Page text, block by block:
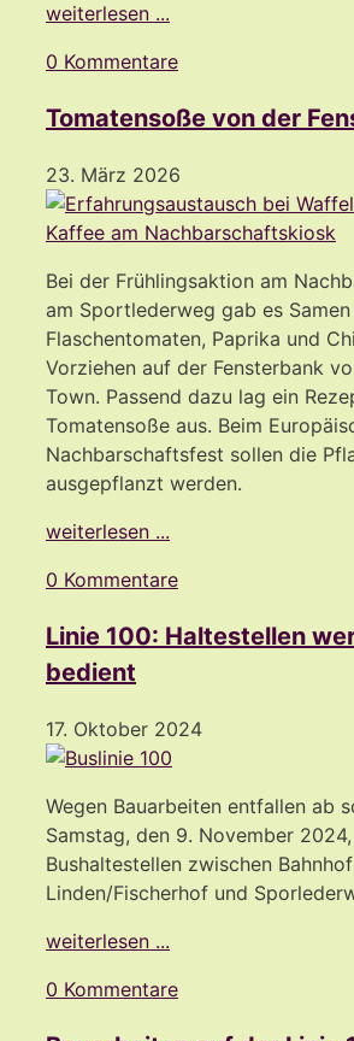
weiterlesen ...
0 Kommentare
Tomatensoße von der
23. März 2026
Bei der Frühlingsaktion am
am Sportlederweg gab es
Flaschentomaten, Paprika und
Vorziehen auf der Fensterbank
Town. Passend dazu lag ein
Tomatensoße aus. Beim
Nachbarschaftsfest sollen die
ausgepflanzt werden.
weiterlesen ...
0 Kommentare
Linie 100: Haltestellen
bedient
17. Oktober 2024
Wegen Bauarbeiten entfallen ab
Samstag, den 9. November
Bushaltestellen zwischen Bahnhof
Linden/Fischerhof und
weiterlesen ...
0 Kommentare